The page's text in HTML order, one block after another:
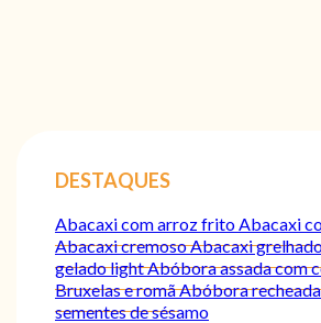
DESTAQUES
Abacaxi com arroz frito Abacaxi
Abacaxi cremosoAbacaxi
gelado lightAbóbora assada com
Bruxelas e romãAbóbora
sementes de sésamo